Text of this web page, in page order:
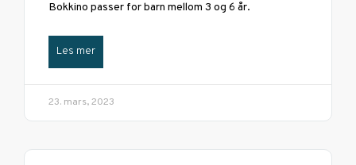
Bokkino passer for barn mellom 3 og 6 år.
Les mer
23. mars, 2023